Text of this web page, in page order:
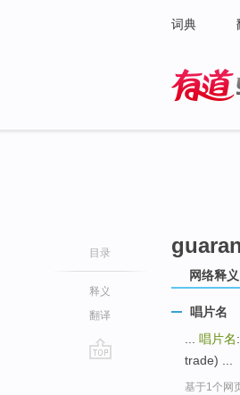
词典
目录
释义
翻译
网络释义
唱片名
唱片名:
trade) ...
基于1个网